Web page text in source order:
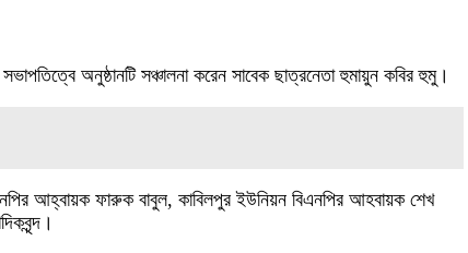
অনুষ্ঠানটি সঞ্চালনা করেন সাবেক ছাত্রনেতা হুমায়ুন কবির হুমু।
আহ্বায়ক ফারুক বাবুল, কাবিলপুর ইউনিয়ন বিএনপির আহবায়ক শেখ